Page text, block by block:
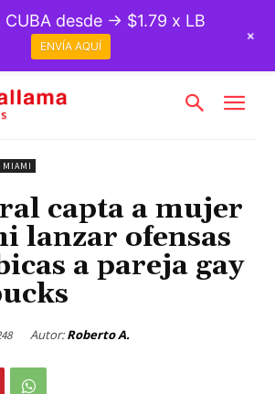
MIAMI
capta a mujer
lanzar ofensas
a pareja gay
Autor: Roberto A.
CUBA desde → $1.79 x LB
ENVÍA AQUÍ
+